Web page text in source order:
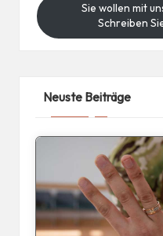
Sie wollen mit
Schreiben
Neuste Beiträge